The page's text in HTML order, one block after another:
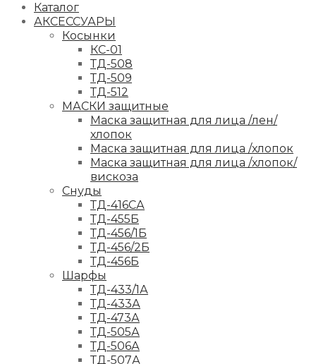
Каталог
АКСЕССУАРЫ
Косынки
КС-01
ТД-508
ТД-509
ТД-512
МАСКИ защитные
Маска защитная для лица /лен/
хлопок
Маска защитная для лица /хлопок
Маска защитная для лица /хлопок/
вискоза
Снуды
ТД-416СА
ТД-455Б
ТД-456/1Б
ТД-456/2Б
ТД-456Б
Шарфы
ТД-433/1А
ТД-433А
ТД-473А
ТД-505А
ТД-506А
ТД-507А